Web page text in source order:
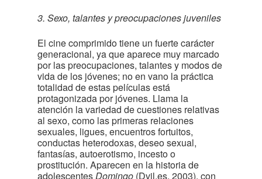
3. Sexo, talantes y preocupaciones juveniles
El cine comprimido tiene un fuerte carácter
generacional, ya que aparece muy marcado
por las preocupaciones, talantes y modos de
vida de los jóvenes; no en vano la práctica
totalidad de estas películas está
protagonizada por jóvenes. Llama la
atención la variedad de cuestiones relativas
al sexo, como las primeras relaciones
sexuales, ligues, encuentros fortuitos,
conductas heterodoxas, deseo sexual,
fantasías, autoerotismo, incesto o
prostitución. Aparecen en la historia de
adolescentes Domingo (Dvil.es, 2003), con